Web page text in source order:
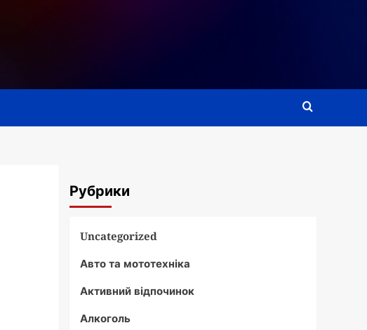
Рубрики
Uncategorized
Авто та мототехніка
Активний відпочинок
Алкоголь